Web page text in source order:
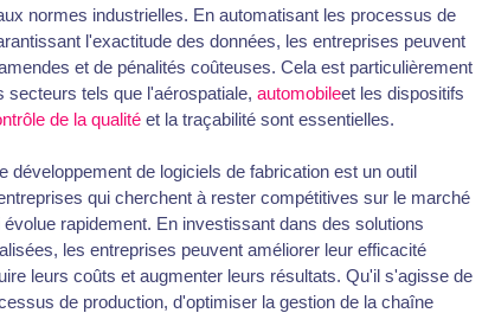
normes industrielles. En automatisant les processus de
l'exactitude des données, les entreprises peuvent
et de pénalités coûteuses. Cela est particulièrement
secteurs tels que l'aérospatiale, automobileet les dispositifs
de la qualitéet la traçabilité sont essentielles.
développement de logiciels de fabrication est un outil
qui cherchent à rester compétitives sur le marché
évolue rapidement. En investissant dans des solutions
les entreprises peuvent améliorer leur efficacité
leurs coûts et augmenter leurs résultats. Qu'il s'agisse de
de production, d'optimiser la gestion de la chaîne